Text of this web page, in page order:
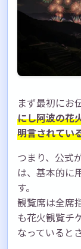
まず最初にお
にし阿波の花
明言されてい
つまり、公式
は、基本的に
す。
観覧席は全席
も花火観覧チ
なっていると